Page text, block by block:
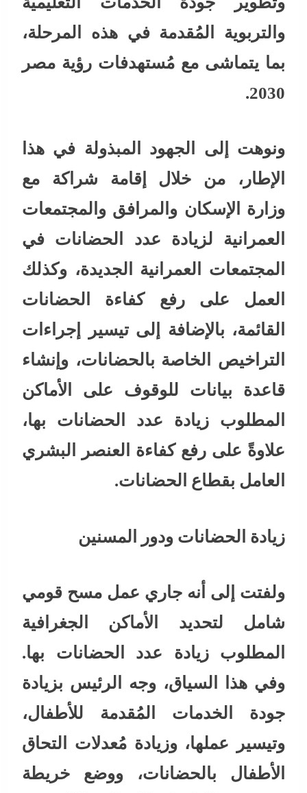
والتربوية المُقدمة في هذه المرحلة،
بما يتماشى مع مُستهدفات رؤية مصر
2030.
ونوهت إلى الجهود المبذولة في هذا
الإطار، من خلال إقامة شراكة مع
وزارة الإسكان والمرافق والمجتمعات
العمرانية لزيادة عدد الحضانات في
المجتمعات العمرانية الجديدة، وكذلك
العمل على رفع كفاءة الحضانات
القائمة، بالإضافة إلى تيسير إجراءات
التراخيص الخاصة بالحضانات، وإنشاء
قاعدة بيانات للوقوف على الأماكن
المطلوب زيادة عدد الحضانات بها،
علاوةً على رفع كفاءة العنصر البشري
العامل بقطاع الحضانات.
زيادة الحضانات ودور المسنين
ولفتت إلى أنه جاري عمل مسح قومي
شامل لتحديد الأماكن الجغرافية
المطلوب زيادة عدد الحضانات بها.
وفي هذا السياق، وجه الرئيس بزيادة
جودة الخدمات المُقدمة للأطفال،
وتيسير عملها، وزيادة مُعدلات التحاق
الأطفال بالحضانات، ووضع خريطة